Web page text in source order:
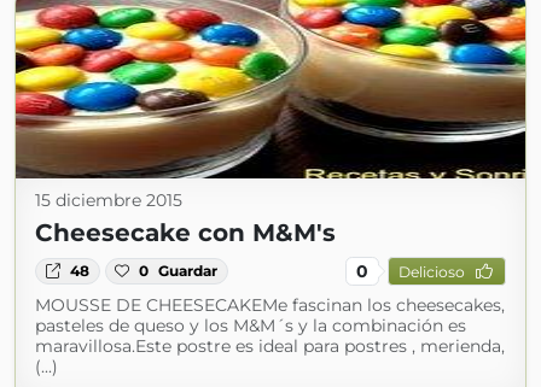
15 diciembre 2015
Cheesecake con M&M's
48 0 Guardar 0 Delicioso
MOUSSE DE CHEESECAKEMe fascinan los cheesecakes,
pasteles de queso y los M&M´s y la combinación es
maravillosa.Este postre es ideal para postres , merienda,
(...)